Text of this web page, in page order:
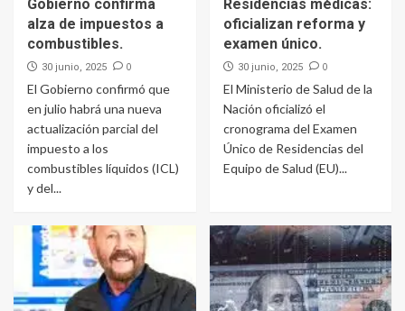
Gobierno confirma
alza de impuestos a
combustibles.
30 junio, 2025 0
El Gobierno confirmó que
en julio habrá una nueva
actualización parcial del
impuesto a los
combustibles líquidos (ICL)
y del...
Residencias médicas:
oficializan reforma y
examen único.
30 junio, 2025 0
El Ministerio de Salud de la
Nación oficializó el
cronograma del Examen
Único de Residencias del
Equipo de Salud (EU)...